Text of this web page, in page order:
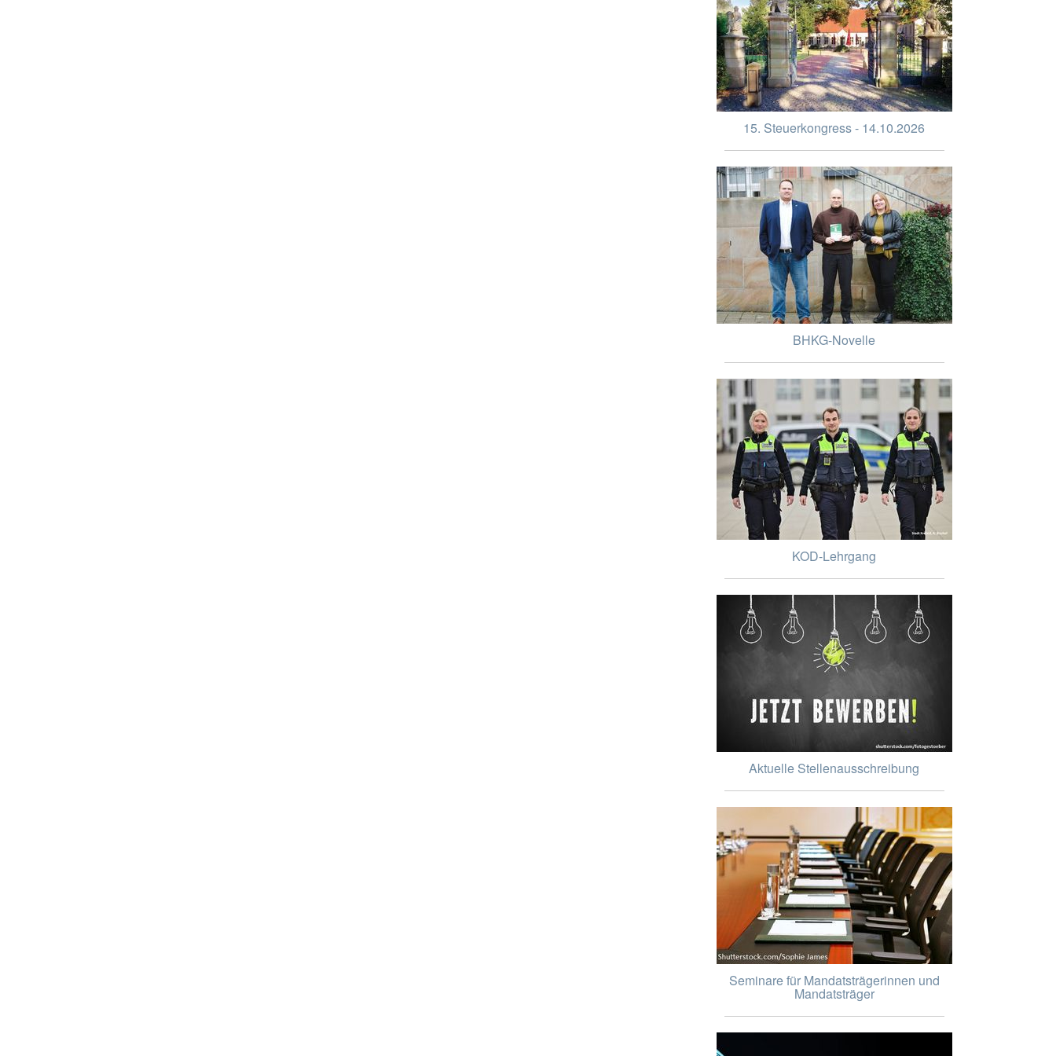
15. Steuerkongress - 14.10.2026
BHKG-Novelle
KOD-Lehrgang
Aktuelle Stellenausschreibung
Seminare für Mandatsträgerinnen und
Mandatsträger